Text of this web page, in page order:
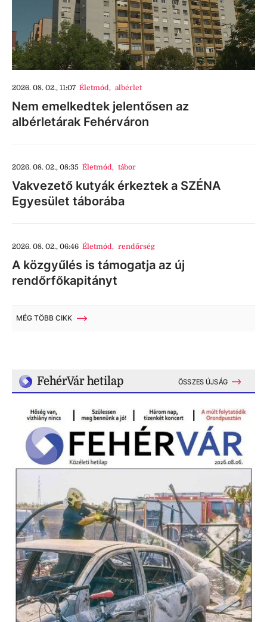
2026. 08. 02., 11:07 Életmód, albérlet
Nem emelkedtek jelentősen az
albérletárak Fehérváron
2026. 08. 02., 08:35 Életmód, tábor
Vakvezető kutyák érkeztek a SZÉNA
Egyesület táborába
2026. 08. 02., 06:46 Életmód, rendőrség
A közgyűlés is támogatja az új
rendőrfőkapitányt
MÉG TÖBB CIKK
FehérVár hetilap ÖSSZES ÚJSÁG